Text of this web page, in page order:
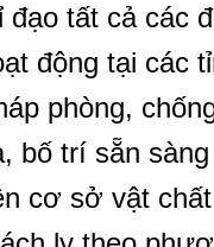
đạo tất cả các
động tại các
phòng,
bố trí sẵn
cơ sở vật